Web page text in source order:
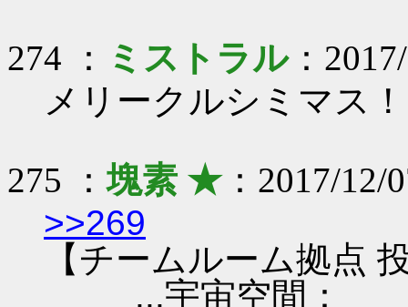
274 ： ミストラル：
メリークルシミマス
275 ：塊素 ★：2017/12/
>>269
【チームルーム拠点
...宇宙空間：